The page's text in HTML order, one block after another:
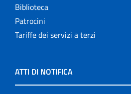
Biblioteca
Patrocini
Tariffe dei servizi a terzi
ATTI DI NOTIFICA